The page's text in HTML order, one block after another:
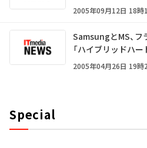
2005年09月12日 18時
SamsungとMS、フ
「ハイブリッドハー
2005年04月26日 19時
Special